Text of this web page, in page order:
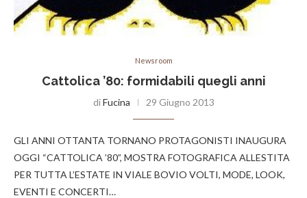
Newsroom
Cattolica ’80: formidabili quegli anni
diFucina 29 Giugno 2013
GLI ANNI OTTANTA TORNANO PROTAGONISTI INAUGURA
OGGI “CATTOLICA ’80”, MOSTRA FOTOGRAFICA ALLESTITA
PER TUTTA L’ESTATE IN VIALE BOVIO VOLTI, MODE, LOOK,
EVENTI E CONCERTI…